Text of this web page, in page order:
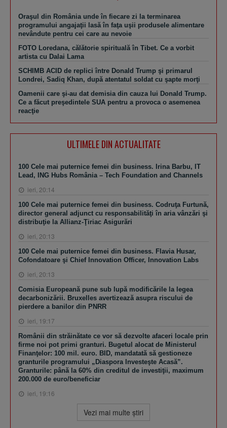
Oraşul din România unde în fiecare zi la terminarea
programului angajaţii lasă în faţa uşii produsele alimentare
nevândute pentru cei care au nevoie
FOTO Loredana, călătorie spirituală în Tibet. Ce a vorbit
artista cu Dalai Lama
SCHIMB ACID de replici între Donald Trump şi primarul
Londrei, Sadiq Khan, după atentatul soldat cu şapte morţi
Oamenii care şi-au dat demisia din cauza lui Donald Trump.
Ce a făcut preşedintele SUA pentru a provoca o asemenea
reacţie
ULTIMELE DIN ACTUALITATE
100 Cele mai puternice femei din business. Irina Barbu, IT
Lead, ING Hubs România – Tech Foundation and Channels
ieri, 20:14
100 Cele mai puternice femei din business. Codruţa Furtună,
director general adjunct cu responsabilităţi în aria vânzări şi
distribuţie la Allianz-Ţiriac Asigurări
ieri, 20:13
100 Cele mai puternice femei din business. Flavia Husar,
Cofondatoare şi Chief Innovation Officer, Innovation Labs
ieri, 20:13
Comisia Europeană pune sub lupă modificările la legea
decarbonizării. Bruxelles avertizează asupra riscului de
pierdere a banilor din PNRR
ieri, 19:17
Românii din străinătate ce vor să dezvolte afaceri locale prin
firme noi pot primi granturi. Bugetul alocat de Ministerul
Finanţelor: 100 mil. euro. BID, mandatată să gestioneze
granturile programului „Diaspora Investeşte Acasă”.
Granturile: până la 60% din creditul de investiţii, maximum
200.000 de euro/beneficiar
ieri, 19:16
Vezi mai multe ştiri